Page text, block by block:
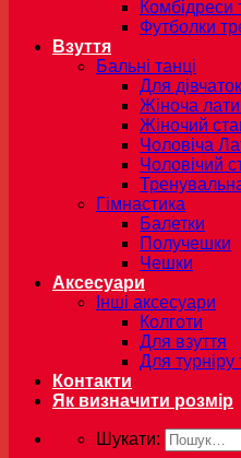
Комбідреси
Футболки
Взуття
Бальні танці
Для дівчаток
Жіноча
Жіночий
Чоловіча
Чоловічий
Гімнастика
Балетки
Получешки
Чешки
Аксесуари
Інші аксесуари
Колготи
Для взуття
Для турніру
Контакти
Як визначити розмір
Шукати: